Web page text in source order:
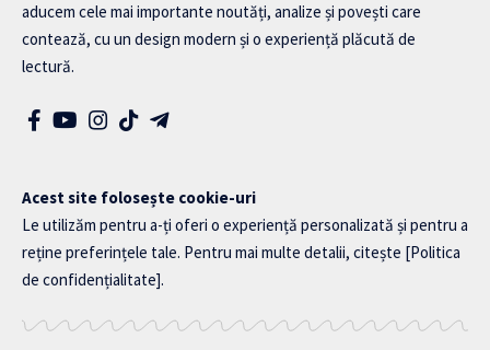
aducem cele mai importante noutăți, analize și povești care
contează, cu un design modern și o experiență plăcută de
lectură.
Acest site folosește cookie-uri
Le utilizăm pentru a-ți oferi o experiență personalizată și pentru a
reține preferințele tale. Pentru mai multe detalii, citește [Politica
de confidențialitate].